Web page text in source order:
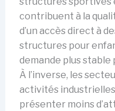
contribuent à la
d’un accès direct à
structures pour
demande plus
À l’inverse, les
activités
présenter moins